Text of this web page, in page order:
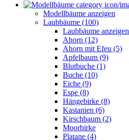
Modellbäume anzeigen
Laubbäume (100)
Laubbäume anzeigen
Ahorn (12)
Ahorn mit Efeu (5)
Apfelbaum (9)
Blutbuche (1)
Buche (10)
Eiche (9)
Espe (8)
Hängebirke (8)
Kastanien (6)
Kirschbaum (2)
Moorbirke
Platane (4)